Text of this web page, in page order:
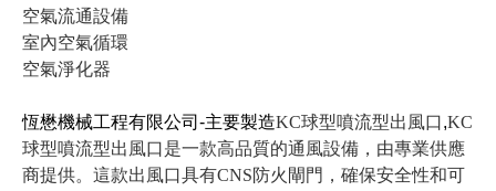
空氣流通設備
室內空氣循環
空氣淨化器
恆懋機械工程有限公司-主要製造KC球型噴流型出風口,KC
球型噴流型出風口是一款高品質的通風設備，由專業供應
商提供。這款出風口具有CNS防火閘門，確保安全性和可